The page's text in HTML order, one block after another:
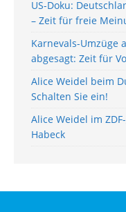
US-Doku:
– Zeit für freie
Karnevals-Umzüge
abgesagt: Zeit für
Alice Weidel beim
Schalten Sie ein!
Alice Weidel im
Habeck